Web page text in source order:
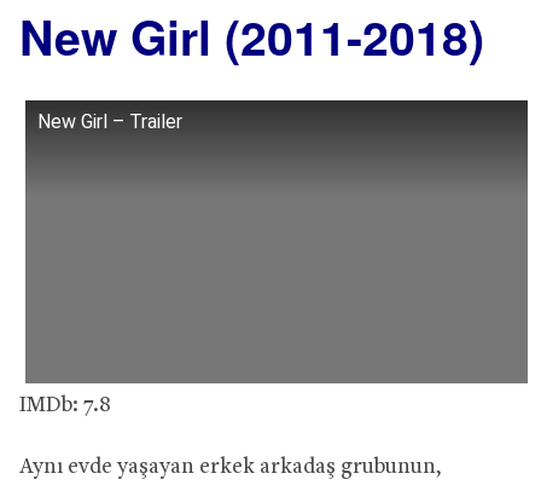
New Girl (2011-2018)
New Girl – Trailer
IMDb: 7.8
Aynı evde yaşayan erkek arkadaş grubunun,